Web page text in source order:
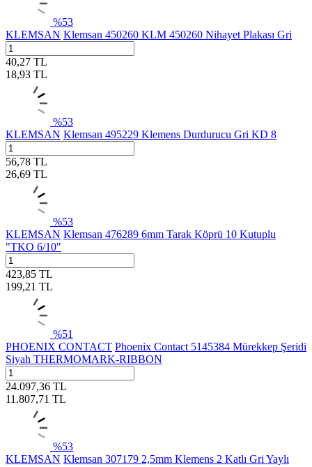
%53
KLEMSAN Klemsan 450260 KLM 450260 Nihayet Plakası Gri
40,27 TL
18,93 TL
%53
KLEMSAN Klemsan 495229 Klemens Durdurucu Gri KD 8
56,78 TL
26,69 TL
%53
KLEMSAN Klemsan 476289 6mm Tarak Köprü 10 Kutuplu
"TKO 6/10"
423,85 TL
199,21 TL
%51
PHOENIX CONTACT Phoenix Contact 5145384 Mürekkep Şeridi
Siyah THERMOMARK-RIBBON
24.097,36 TL
11.807,71 TL
%53
KLEMSAN Klemsan 307179 2,5mm Klemens 2 Katlı Gri Yaylı